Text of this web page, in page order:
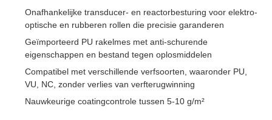
Onafhankelijke transducer- en reactorbesturing voor elektro-
optische en rubberen rollen die precisie garanderen
Geïmporteerd PU rakelmes met anti-schurende
eigenschappen en bestand tegen oplosmiddelen
Compatibel met verschillende verfsoorten, waaronder PU,
VU, NC, zonder verlies van verfterugwinning
Nauwkeurige coatingcontrole tussen 5-10 g/m²